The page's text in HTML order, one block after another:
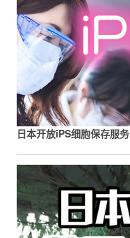
日本开放iPS细胞保存服务